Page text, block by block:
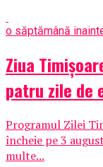
o săptămână
Ziua
patru zile de
Programul Zilei
încheie pe 3
multe...